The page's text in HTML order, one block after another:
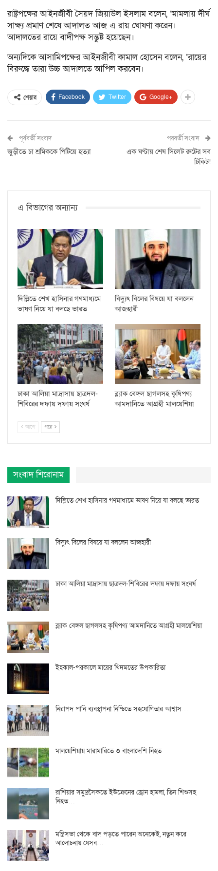
রাষ্ট্রপক্ষের আইনজীবী সৈয়দ জিয়াউল ইসলাম বলেন, ‘মামলায় দীর্ঘ
সাক্ষ্য প্রমাণ শেষে আদালত আজ এ রায় ঘোষণা করেন।
আদালতের রায়ে বাদীপক্ষ সন্তুষ্ট হয়েছেন।
অন্যদিকে আসামিপক্ষের আইনজীবী কামাল হোসেন বলেন, ‘রায়ের
বিরুদ্ধে তারা উচ্চ আদালতে আপিল করবেন।
শেয়ার Facebook Twitter Google+
পূর্ববর্তী সংবাদ
জুড়ীতে চা শ্রমিককে পিটিয়ে হত্যা
পরবর্তী সংবাদ
এক ঘণ্টায় শেষ সিলেট রুটের সব
টিকিট!
এ বিভাগের অন্যান্য
দিল্লিতে শেখ হাসিনার গণমাধ্যমে
ভাষণ নিয়ে যা বলছে ভারত
বিদ্যুৎ বিলের বিষয়ে যা বললেন
আজহারী
ঢাকা আলিয়া মাদ্রাসায় ছাত্রদল-
শিবিরের দফায় দফায় সংঘর্ষ
ব্ল্যাক বেঙ্গল ছাগলসহ কৃষিপণ্য
আমদানিতে আগ্রহী মালয়েশিয়া
আগে পরে
সংবাদ শিরোনাম
দিল্লিতে শেখ হাসিনার গণমাধ্যমে ভাষণ নিয়ে যা বলছে ভারত
বিদ্যুৎ বিলের বিষয়ে যা বললেন আজহারী
ঢাকা আলিয়া মাদ্রাসায় ছাত্রদল-শিবিরের দফায় দফায় সংঘর্ষ
ব্ল্যাক বেঙ্গল ছাগলসহ কৃষিপণ্য আমদানিতে আগ্রহী মালয়েশিয়া
ইহকাল-পরকালে মায়ের খিদমতের উপকারিতা
নিরাপদ পানি ব্যবস্থাপনা নিশ্চিতে সহযোগিতার আশ্বাস…
মালয়েশিয়ায় মারামারিতে ৩ বাংলাদেশি নিহত
রাশিয়ার সমুদ্রসৈকতে ইউক্রেনের ড্রোন হামলা, তিন শিশুসহ
নিহত…
মন্ত্রিসভা থেকে বাদ পড়তে পারেন অনেকেই, নতুন করে
আলোচনায় যেসব…